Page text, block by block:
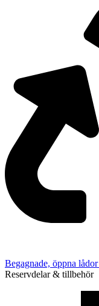
Begagnade, öppna
Reservdelar & tillbehör